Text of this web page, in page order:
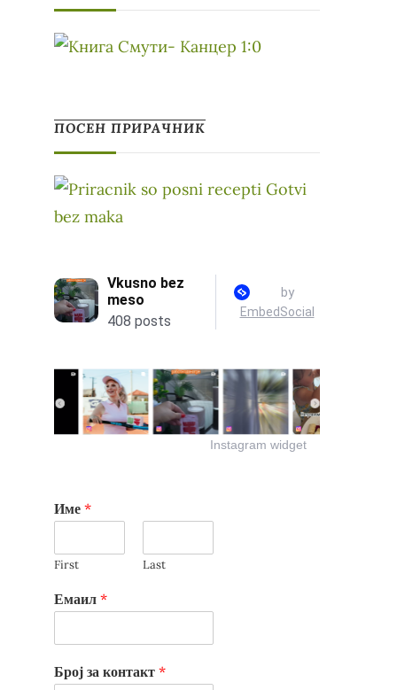
ПОСЕН ПРИРАЧНИК
Instagram widget
Име *
First Last
Емаил *
Број за контакт *